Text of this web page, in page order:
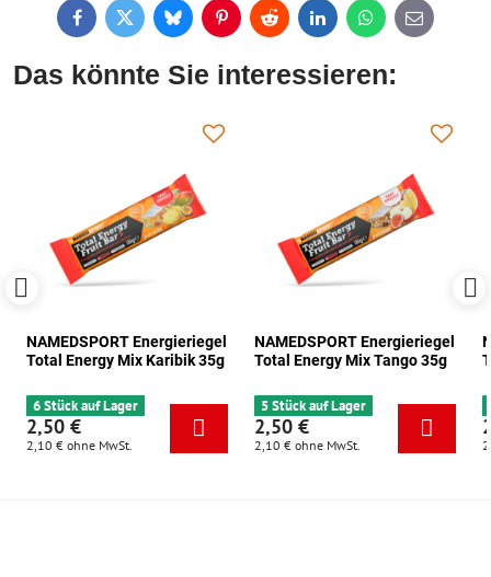
FacebookTwitterBlueskyPinterestReddit LinkedInWhatsApp
E-
mail
Das könnte Sie interessieren:
NAMEDSPORT Energieriegel
Total Energy Mix Karibik 35g
6 Stück auf Lager
2,50 €
2,10 € ohne MwSt.
NAMEDSPORT Energieriegel
Total Energy Mix Tango 35g
5 Stück auf Lager
2,50 €
2,10 € ohne MwSt.